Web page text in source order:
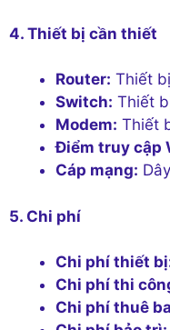
4. Thiết bị cần thiết
Router: Thiết
Switch: Thiết
Modem: Thiết
Điểm truy cập
Cáp mạng:
5. Chi phí
Chi phí thiết
Chi phí thi
Chi phí thuê